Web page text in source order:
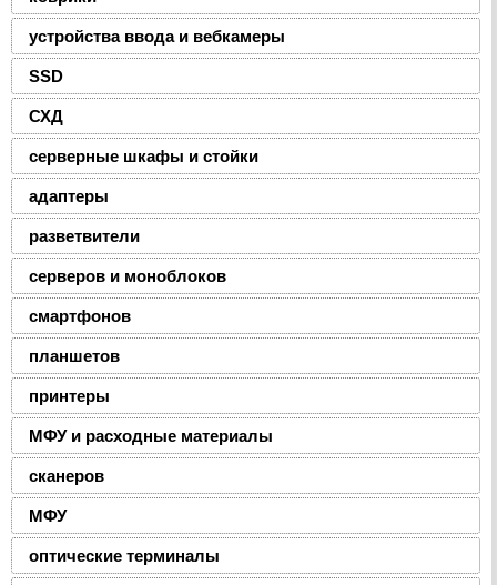
устройства ввода и вебкамеры
SSD
СХД
серверные шкафы и стойки
адаптеры
разветвители
серверов и моноблоков
смартфонов
планшетов
принтеры
МФУ и расходные материалы
сканеров
МФУ
оптические терминалы